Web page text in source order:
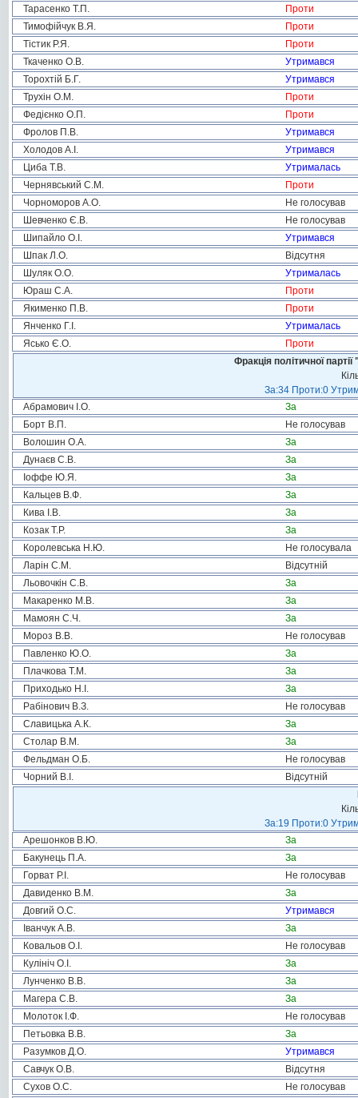
Тарасенко Т.П.
Проти
Тимофійчук В.Я.
Проти
Тістик Р.Я.
Проти
Ткаченко О.В.
Утримався
Торохтій Б.Г.
Утримався
Трухін О.М.
Проти
Федієнко О.П.
Проти
Фролов П.В.
Утримався
Холодов А.І.
Утримався
Циба Т.В.
Утрималась
Чернявський С.М.
Проти
Чорноморов А.О.
Не голосував
Шевченко Є.В.
Не голосував
Шипайло О.І.
Утримався
Шпак Л.О.
Відсутня
Шуляк О.О.
Утрималась
Юраш С.А.
Проти
Якименко П.В.
Проти
Янченко Г.І.
Утрималась
Ясько Є.О.
Проти
Фракція політичної
За:34 Проти:0
Абрамович І.О.
За
Борт В.П.
Не голосував
Волошин О.А.
За
Дунаєв С.В.
За
Іоффе Ю.Я.
За
Кальцев В.Ф.
За
Кива І.В.
За
Козак Т.Р.
За
Королевська Н.Ю.
Не голосувала
Ларін С.М.
Відсутній
Льовочкін С.В.
За
Макаренко М.В.
За
Мамоян С.Ч.
За
Мороз В.В.
Не голосував
Павленко Ю.О.
За
Плачкова Т.М.
За
Приходько Н.І.
За
Рабінович В.З.
Не голосував
Славицька А.К.
За
Столар В.М.
За
Фельдман О.Б.
Не голосував
Чорний В.І.
Відсутній
За:19 Проти:0
Арешонков В.Ю.
За
Бакунець П.А.
За
Горват Р.І.
Не голосував
Давиденко В.М.
За
Довгий О.С.
Утримався
Іванчук А.В.
За
Ковальов О.І.
Не голосував
Кулініч О.І.
За
Лунченко В.В.
За
Магера С.В.
За
Молоток І.Ф.
Не голосував
Петьовка В.В.
За
Разумков Д.О.
Утримався
Савчук О.В.
Відсутня
Сухов О.С.
Не голосував